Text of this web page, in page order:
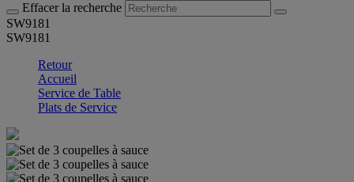
Effacer la recherche
SW9181
SW9181
Retour
Accueil
Service de Table
Plats de Service